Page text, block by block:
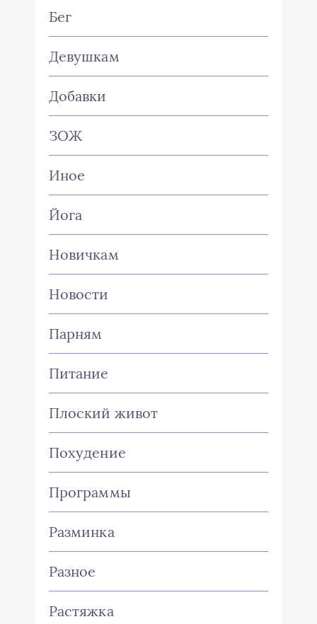
Бег
Девушкам
Добавки
ЗОЖ
Иное
Йога
Новичкам
Новости
Парням
Питание
Плоский живот
Похудение
Программы
Разминка
Разное
Растяжка